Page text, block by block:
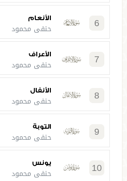
6 الأنعام
حنفي محمود
7 الأعراف
حنفي محمود
8 الأنفال
حنفي محمود
9 التوبة
حنفي محمود
10 يونس
حنفي محمود